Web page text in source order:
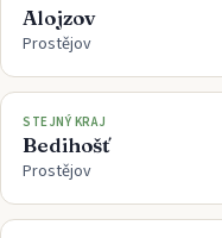
Alojzov
Prostějov
STEJNÝ KRAJ
Bedihošť
Prostějov